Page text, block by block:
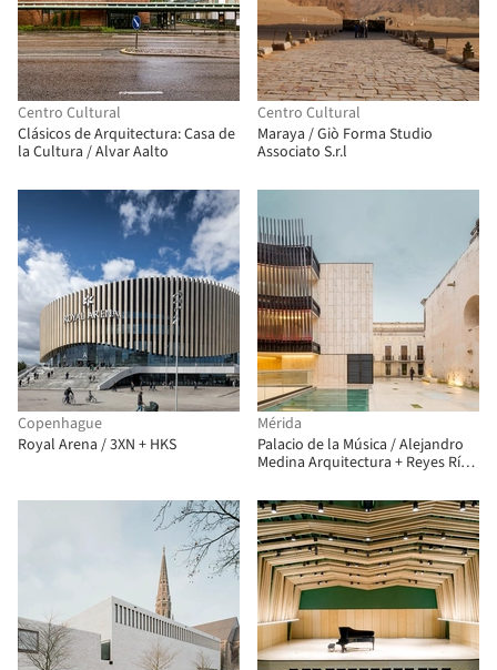
Centro Cultural
Clásicos de Arquitectura: Casa de
la Cultura / Alvar Aalto
Centro Cultural
Maraya / Giò Forma Studio
Associato S.r.l
Copenhague
Royal Arena / 3XN + HKS
Mérida
Palacio de la Música / Alejandro
Medina Arquitectura + Reyes Ríos
arquitectos + Quesnel
arquitectos